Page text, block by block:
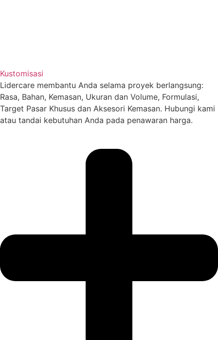
Kustomisasi
Lidercare membantu Anda selama proyek berlangsung:
Rasa, Bahan, Kemasan, Ukuran dan Volume, Formulasi,
Target Pasar Khusus dan Aksesori Kemasan. Hubungi kami
atau tandai kebutuhan Anda pada penawaran harga.